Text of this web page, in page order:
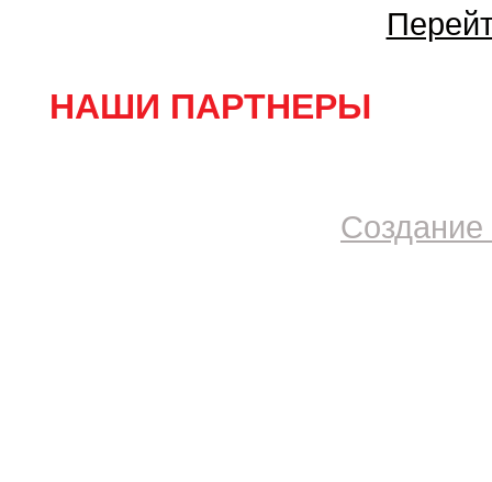
НАШИ ПАРТНЕРЫ
Создание